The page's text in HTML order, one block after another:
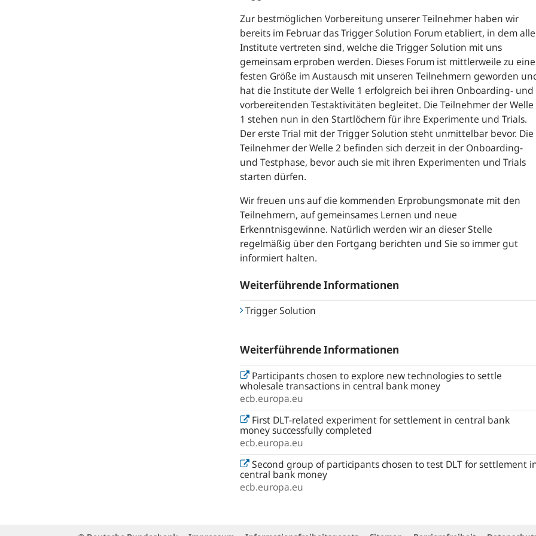
Zur bestmöglichen Vorbereitung unserer Teilnehmer haben wir
bereits im Februar das Trigger Solution Forum etabliert, in dem alle
Institute vertreten sind, welche die Trigger Solution mit uns
gemeinsam erproben werden. Dieses Forum ist mittlerweile zu
festen Größe im Austausch mit unseren Teilnehmern geworden
hat die Institute der Welle 1 erfolgreich bei ihren Onboarding- und
vorbereitenden Testaktivitäten begleitet. Die Teilnehmer der Welle
1 stehen nun in den Startlöchern für ihre Experimente und Trials.
Der erste Trial mit der Trigger Solution steht unmittelbar bevor. Die
Teilnehmer der Welle 2 befinden sich derzeit in der Onboarding-
und Testphase, bevor auch sie mit ihren Experimenten und Trials
starten dürfen.
Wir freuen uns auf die kommenden Erprobungsmonate mit den
Teilnehmern, auf gemeinsames Lernen und neue
Erkenntnisgewinne. Natürlich werden wir an dieser Stelle
regelmäßig über den Fortgang berichten und Sie so immer gut
informiert halten.
Weiterführende Informationen
Trigger Solution
Weiterführende Informationen
Participants chosen to explore new technologies to settle
wholesale transactions in central bank money
ecb.europa.eu
First DLT-related experiment for settlement in central bank
money successfully completed
ecb.europa.eu
Second group of participants chosen to test DLT for settlement
central bank money
ecb.europa.eu